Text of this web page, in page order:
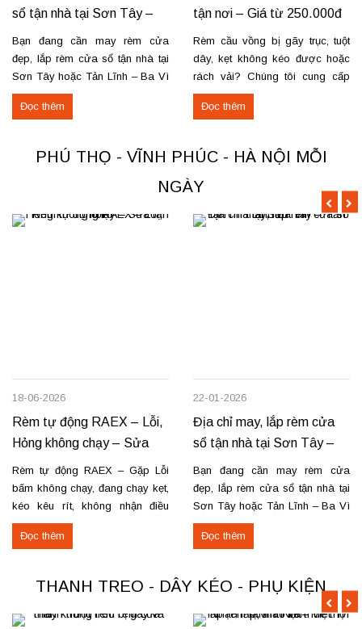
sổ tận nhà tại Sơn Tây –
Tản Lĩnh Ba Vì
Bạn đang cần may rèm cửa
đẹp, lắp rèm cửa sổ tận nhà tại
Sơn Tây hoặc Tản Lĩnh – Ba Vì
với giá hợp lý? Chúng tôi
chuyên may rèm theo yêu cầu,
tiến độ. Thực tế, chúng tôi vừa
hoàn thiện thi công rèm...
Đọc thêm
tận nơi – Giá từ 250.000đ
có VAT
Rèm cầu vồng bị gãy trục, tuột
dây, kẹt không kéo được hoặc
rách vải? Chúng tôi cung cấp
dịch vụ sửa rèm cầu vồng tận
nơi, đảm bảo rèm hoạt động trơn
cấu kéo để rèm mở – đóng êm
Thay dây...
Đọc thêm
PHÚ THỌ - VĨNH PHÚC - HÀ NỘI MỖI
NGÀY
18-06-2026
Rèm tự động RAEX – Lỗi,
Hỏng không chạy – Sửa
tận nơi
Rèm tự động RAEX – Gặp Lỗi
bấm không chạy, đang chạy kẹt,
kéo kêu rít, không nhận điều
khiển… Nhận thay mới động cơ,
sửa chữa rèm tự động raex và
Đọc thêm
22-01-2026
Địa chỉ may, lắp rèm cửa
sổ tận nhà tại Sơn Tây –
Tản Lĩnh Ba Vì
Bạn đang cần may rèm cửa
đẹp, lắp rèm cửa sổ tận nhà tại
Sơn Tây hoặc Tản Lĩnh – Ba Vì
với giá hợp lý? Chúng tôi
chuyên may rèm theo yêu cầu,
tiến độ. Thực tế, chúng tôi vừa
hoàn thiện thi công rèm...
Đọc thêm
THANH TREO - DÂY KÉO - PHỤ KIỆN